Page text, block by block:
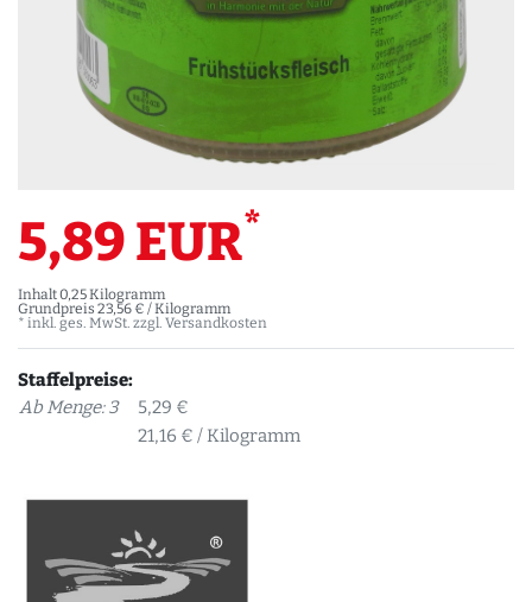
5,89 EUR*
Inhalt0,25Kilogramm
Grundpreis 23,56 € / Kilogramm
* inkl. ges. MwSt. zzgl. Versandkosten
Staffelpreise:
Ab Menge: 3
5,29 €
21,16 € / Kilogramm